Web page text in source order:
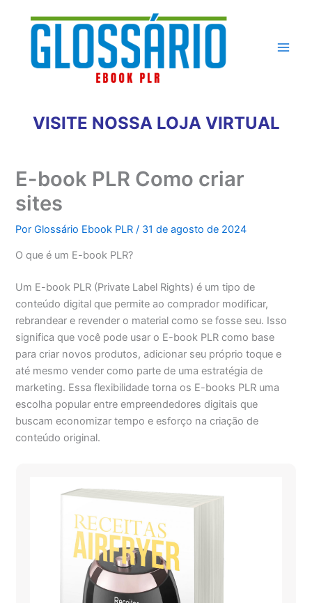
conteúdo
VISITE NOSSA LOJA VIRTUAL
E-book PLR Como criar
sites
PorGlossário Ebook PLR/ 31 de agosto de 2024
O que é um E-book PLR?
Um E-book PLR (Private Label Rights) é um tipo de
conteúdo digital que permite ao comprador modificar,
rebrandear e revender o material como se fosse seu. Isso
significa que você pode usar o E-book PLR como base
para criar novos produtos, adicionar seu próprio toque e
até mesmo vender como parte de uma estratégia de
marketing. Essa flexibilidade torna os E-books PLR uma
escolha popular entre empreendedores digitais que
buscam economizar tempo e esforço na criação de
conteúdo original.